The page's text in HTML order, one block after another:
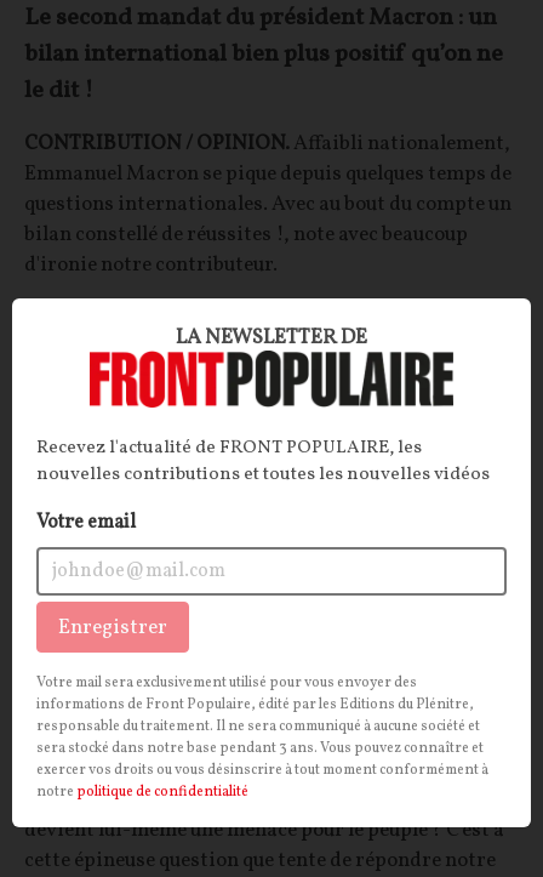
Le second mandat du président Macron : un
bilan international bien plus positif qu’on ne
le dit !
CONTRIBUTION / OPINION.Affaibli nationalement,
Emmanuel Macron se pique depuis quelques temps de
questions internationales. Avec au bout du compte un
bilan constellé de réussites !, note avec beaucoup
d'ironie notre contributeur.
OPINIONSPOLITIQUE
Le président ne nous protège plus !
CONTRIBUTION / OPINION.Que faire quand celui
dont la mission est de garantir la sécurité du peuple
devient lui-même une menace pour le peuple ? C'est à
cette épineuse question que tente de répondre notre
LA NEWSLETTER DE
Recevez l'actualité de FRONT POPULAIRE, les
nouvelles contributions et toutes les nouvelles vidéos
Votre email
Enregistrer
Votre mail sera exclusivement utilisé pour vous envoyer des
informations de Front Populaire, édité par les Editions du Plénitre,
responsable du traitement. Il ne sera communiqué à aucune société et
sera stocké dans notre base pendant 3 ans. Vous pouvez connaître et
exercer vos droits ou vous désinscrire à tout moment conformément à
notre politique de confidentialité